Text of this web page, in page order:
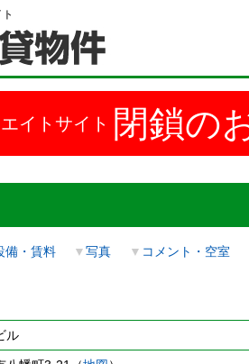
イトサイト 閉鎖の
備・賃料 ▼写真 ▼ コメント・空室
ル